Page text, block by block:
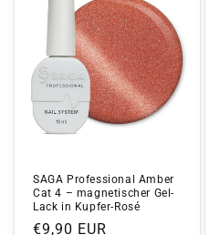
SAGA Professional Amber
Cat 4 – magnetischer Gel-
Lack in Kupfer-Rosé
Normaler
€9,90 EUR